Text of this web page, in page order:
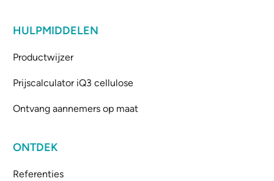
HULPMIDDELEN
Productwijzer
Prijscalculator iQ3 cellulose
Ontvang aannemers op maat
ONTDEK
Referenties